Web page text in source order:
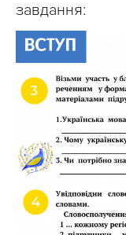
завдання: